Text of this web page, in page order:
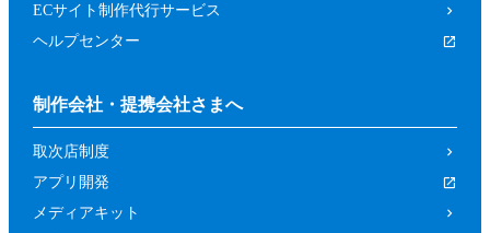
ECサイト制作代行サービス
ヘルプセンター
制作会社・提携会社さまへ
取次店制度
アプリ開発
メディアキット